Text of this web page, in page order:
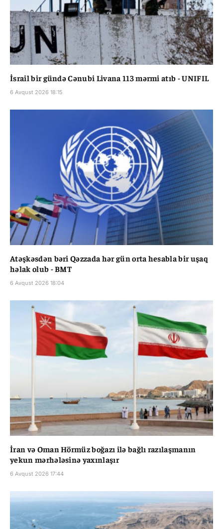
İsrail bir gündə Cənubi Livana 113 mərmi atıb - UNIFIL
6 Avqust 2026 18:15
Atəşkəsdən bəri Qəzzada hər gün orta hesabla bir uşaq
həlak olub - BMT
6 Avqust 2026 18:04
İran və Oman Hörmüz boğazı ilə bağlı razılaşmanın
yekun mərhələsinə yaxınlaşır
6 Avqust 2026 17:44